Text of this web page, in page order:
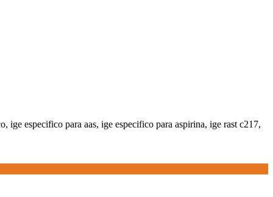
ige especifico para aas, ige especifico para aspirina, ige rast c217,